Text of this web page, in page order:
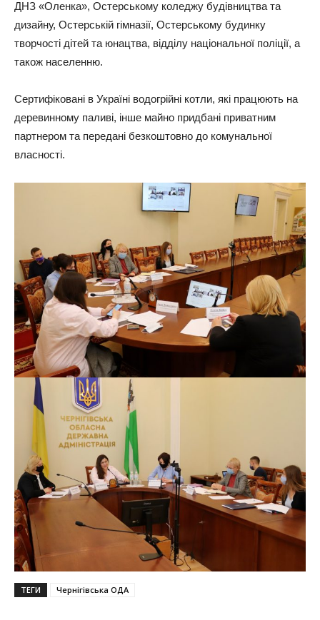
ДНЗ «Оленка», Остерському коледжу будівництва та
дизайну, Остерській гімназії, Остерському будинку
творчості дітей та юнацтва, відділу національної поліції, а
також населенню.
Сертифіковані в Україні водогрійні котли, які працюють на
деревинному паливі, інше майно придбані приватним
партнером та передані безкоштовно до комунальної
власності.
ТЕГИ Чернігівська ОДА